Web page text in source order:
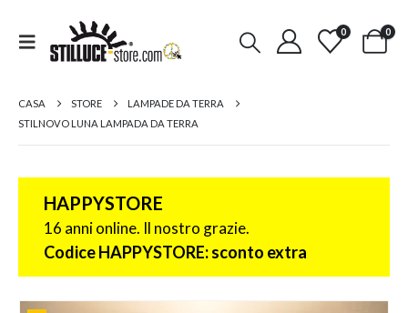
0 0
CASA STORE
LAMPADE DA TERRA
STILNOVO LUNA LAMPADA DA TERRA
HAPPYSTORE
16 anni online. Il nostro grazie.
Codice HAPPYSTORE: sconto extra